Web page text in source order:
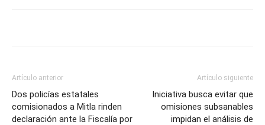
Artículo anterior
Dos policías estatales
comisionados a Mitla rinden
declaración ante la Fiscalía por
Artículo siguiente
Iniciativa busca evitar que
omisiones subsanables
impidan el análisis de